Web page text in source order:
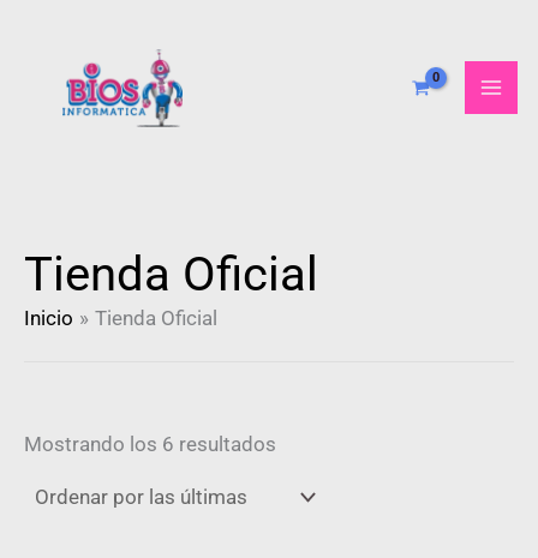
contenido
Tienda Oficial
Inicio Tienda Oficial
Mostrando los 6 resultados